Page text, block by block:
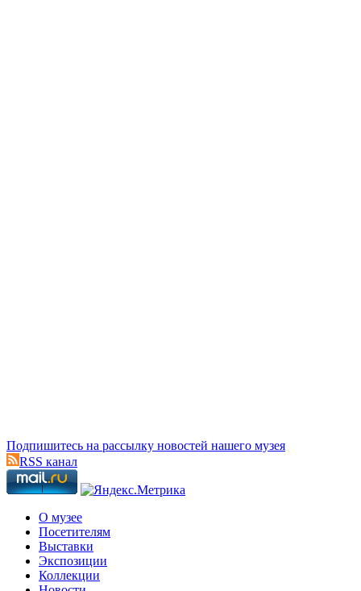
Подпишитесь на рассылку новостей нашего музея
RSS канал
О музее
Посетителям
Выставки
Экспозиции
Коллекции